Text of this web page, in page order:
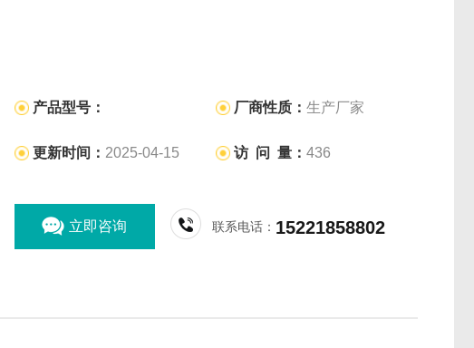
产品型号： 厂商性质：生产厂家
更新时间： 2025-04-15 访 问 量：436
立即咨询 联系电话： 15221858802